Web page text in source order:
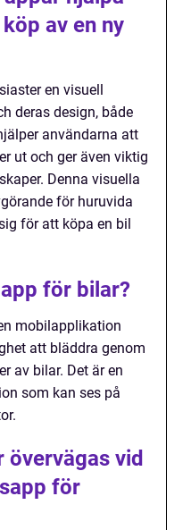
av en ny
en visuell
deras design, både
användarna att
ut och ger även viktig
Denna visuella
för huruvida
för att köpa en bil
för bilar?
mobilapplikation
att bläddra genom
av bilar. Det är en
som kan ses på
vid
för